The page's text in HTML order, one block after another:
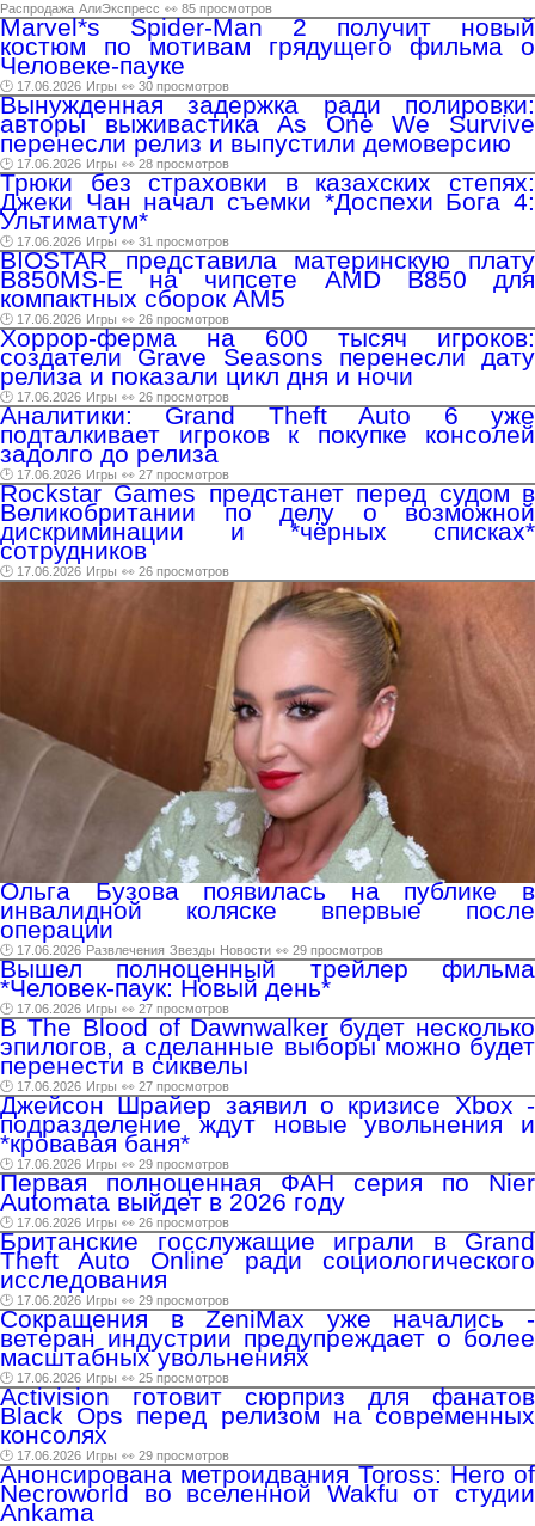
Распродажа АлиЭкспресс 👀 85 просмотров
Marvel*s Spider-Man 2 получит новый
костюм по мотивам грядущего фильма о
Человеке-пауке
🕑 17.06.2026 Игры 👀 30 просмотров
Вынужденная задержка ради полировки:
авторы выживастика As One We Survive
перенесли релиз и выпустили демоверсию
🕑 17.06.2026 Игры 👀 28 просмотров
Трюки без страховки в казахских степях:
Джеки Чан начал съемки *Доспехи Бога 4:
Ультиматум*
🕑 17.06.2026 Игры 👀 31 просмотров
BIOSTAR представила материнскую плату
B850MS-E на чипсете AMD B850 для
компактных сборок AM5
🕑 17.06.2026 Игры 👀 26 просмотров
Хоррор-ферма на 600 тысяч игроков:
создатели Grave Seasons перенесли дату
релиза и показали цикл дня и ночи
🕑 17.06.2026 Игры 👀 26 просмотров
Аналитики: Grand Theft Auto 6 уже
подталкивает игроков к покупке консолей
задолго до релиза
🕑 17.06.2026 Игры 👀 27 просмотров
Rockstar Games предстанет перед судом в
Великобритании по делу о возможной
дискриминации и *чёрных списках*
сотрудников
🕑 17.06.2026 Игры 👀 26 просмотров
Ольга Бузова появилась на публике в
инвалидной коляске впервые после
операции
🕑 17.06.2026 Развлечения Звезды Новости 👀 29 просмотров
Вышел полноценный трейлер фильма
*Человек-паук: Новый день*
🕑 17.06.2026 Игры 👀 27 просмотров
В The Blood of Dawnwalker будет несколько
эпилогов, а сделанные выборы можно будет
перенести в сиквелы
🕑 17.06.2026 Игры 👀 27 просмотров
Джейсон Шрайер заявил о кризисе Xbox -
подразделение ждут новые увольнения и
*кровавая баня*
🕑 17.06.2026 Игры 👀 29 просмотров
Первая полноценная ФАН серия по Nier
Automata выйдет в 2026 году
🕑 17.06.2026 Игры 👀 26 просмотров
Британские госслужащие играли в Grand
Theft Auto Online ради социологического
исследования
🕑 17.06.2026 Игры 👀 29 просмотров
Cокращения в ZeniMax уже начались -
ветеран индустрии предупреждает о более
масштабных увольнениях
🕑 17.06.2026 Игры 👀 25 просмотров
Activision готовит сюрприз для фанатов
Black Ops перед релизом на современных
консолях
🕑 17.06.2026 Игры 👀 29 просмотров
Анонсирована метроидвания Toross: Hero of
Necroworld во вселенной Wakfu от студии
Ankama